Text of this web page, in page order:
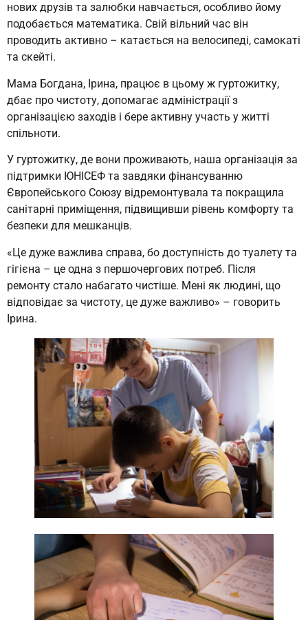
нових друзів та залюбки навчається, особливо йому
подобається математика. Свій вільний час він
проводить активно – катається на велосипеді, самокаті
та скейті.
Мама Богдана, Ірина, працює в цьому ж гуртожитку,
дбає про чистоту, допомагає адміністрації з
організацією заходів і бере активну участь у житті
спільноти.
У гуртожитку, де вони проживають, наша організація за
підтримки ЮНІСЕФ та завдяки фінансуванню
Європейського Союзу відремонтувала та покращила
санітарні приміщення, підвищивши рівень комфорту та
безпеки для мешканців.
«Це дуже важлива справа, бо доступність до туалету та
гігієна – це одна з першочергових потреб. Після
ремонту стало набагато чистіше. Мені як людині, що
відповідає за чистоту, це дуже важливо» – говорить
Ірина.